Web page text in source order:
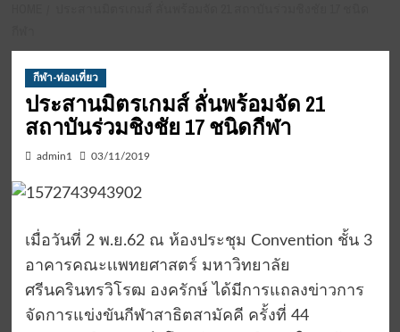
กีฬา-ท่องเที่ยว
ประสานมิตรเกมส์ ลั่นพร้อมจัด 21
สถาบันร่วมชิงชัย 17 ชนิดกีฬา
admin1 03/11/2019
เมื่อวันที่ 2 พ.ย.62 ณ ห้องประชุม Convention ชั้น 3
อาคารคณะเเพทยศาสตร์ มหาวิทยาลัย
ศรีนครินทรวิโรฒ องครักษ์ ได้มีการแถลงข่าวการ
จัดการแข่งขันกีฬาสาธิตสามัคคี ครั้งที่ 44